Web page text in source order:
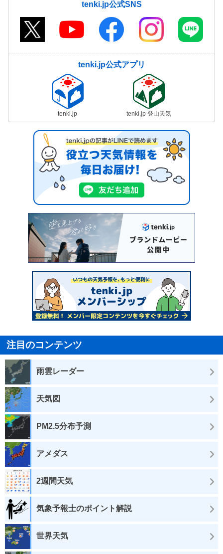
tenki.jp公式SNS
tenki.jp公式アプリ
tenki.jp tenki.jp 登山天気
注目のコンテンツ
雨雲レーダー
天気図
PM2.5分布予測
アメダス
2週間天気
気象予報士のポイント解説
世界天気